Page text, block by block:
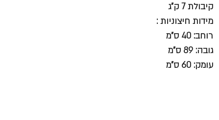
קיבולת 7 ק"ג
מידות חיצוניות :
רוחב: 40 ס"מ
גובה: 89 ס"מ
עומק: 60 ס"מ